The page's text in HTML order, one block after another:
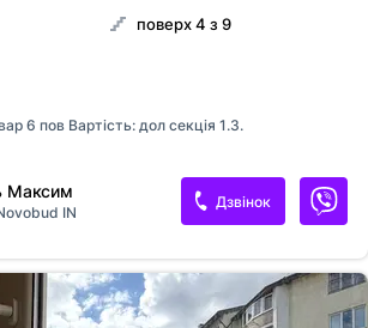
поверх 4 з 9
6 пов Вартість: дол секція 1.3.
Максим
IN
Дзвінок